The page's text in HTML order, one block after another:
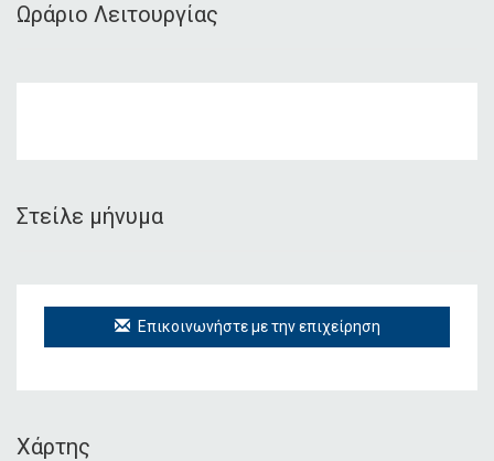
Ωράριο Λειτουργίας
Στείλε μήνυμα
Επικοινωνήστε με την επιχείρηση
Χάρτης